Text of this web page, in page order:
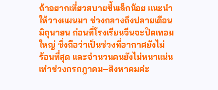
ถ้าอยากเที่ยวสบายขึ้นเล็กน้อย แนะนำ
ให้วางแผนมา ช่วงกลางถึงปลายเดือน
มิถุนายน ก่อนที่โรงเรียนจีนจะปิดเทอม
ใหญ่ ซึ่งถือว่าเป็นช่วงที่อากาศยังไม่
ร้อนที่สุด และจำนวนคนยังไม่หนาแน่น
เท่าช่วงกรกฎาคม–สิงหาคมค่ะ